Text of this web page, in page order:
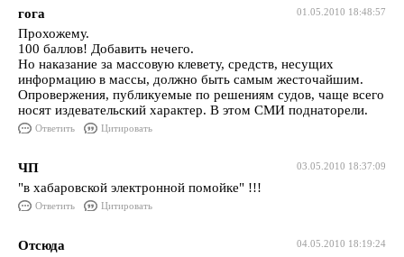
01.05.2010 18:48:57
гога
Прохожему.
100 баллов! Добавить нечего.
Но наказание за массовую клевету, средств, несущих
информацию в массы, должно быть самым жесточайшим.
Опровержения, публикуемые по решениям судов, чаще всего
носят издевательский характер. В этом СМИ поднаторели.
Ответить Цитировать
03.05.2010 18:37:09
ЧП
"в хабаровской электронной помойке" !!!
Ответить Цитировать
04.05.2010 18:19:24
Отсюда